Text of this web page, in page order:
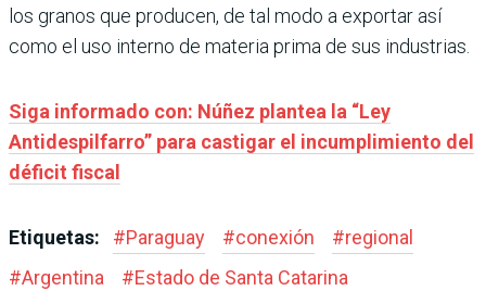
los granos que producen, de tal modo a exportar así
como el uso interno de materia prima de sus industrias.
Siga informado con: Núñez plantea la “Ley
Antidespilfarro” para castigar el incumplimiento del
déficit fiscal
Etiquetas: #Paraguay #conexión #regional
#Argentina #Estado de Santa Catarina